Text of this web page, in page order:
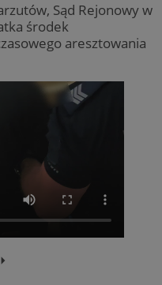
Sąd Rejonowy w
środek
aresztowania
⏵︎